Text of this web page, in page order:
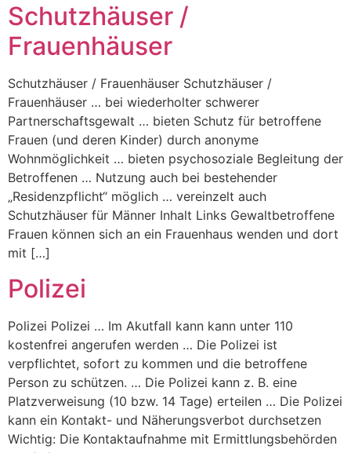
Schutzhäuser /
Frauenhäuser
Schutzhäuser / Frauenhäuser Schutzhäuser /
Frauenhäuser … bei wiederholter schwerer
Partnerschaftsgewalt … bieten Schutz für betroffene
Frauen (und deren Kinder) durch anonyme
Wohnmöglichkeit … bieten psychosoziale Begleitung der
Betroffenen … Nutzung auch bei bestehender
„Residenzpflicht“ möglich … vereinzelt auch
Schutzhäuser für Männer Inhalt Links Gewaltbetroffene
Frauen können sich an ein Frauenhaus wenden und dort
mit […]
Polizei
Polizei Polizei … Im Akutfall kann kann unter 110
kostenfrei angerufen werden … Die Polizei ist
verpflichtet, sofort zu kommen und die betroffene
Person zu schützen. … Die Polizei kann z. B. eine
Platzverweisung (10 bzw. 14 Tage) erteilen … Die Polizei
kann ein Kontakt- und Näherungsverbot durchsetzen
Wichtig: Die Kontaktaufnahme mit Ermittlungsbehörden